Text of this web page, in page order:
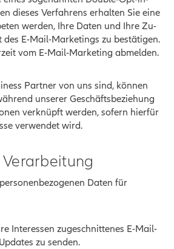
dieses Verfahrens erhalten Sie eine
werden, Ihre Daten und Ihre Zu-
E-Mail-Marketings zu bestätigen.
vom E-Mail-Marketing abmelden.
Partner von uns sind, können
unserer Geschäftsbeziehung
verknüpft werden, sofern hierfür
verwendet wird.
Daten für
Interessen zugeschnittenes E-Mail-
zu senden.